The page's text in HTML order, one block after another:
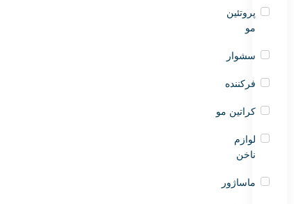
پروتئین
مو
سشوار
فرکننده
کراتین مو
لوازم
ناخن
ماساژور